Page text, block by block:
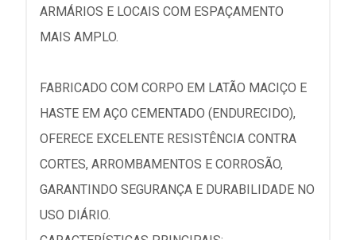
ARMÁRIOS E LOCAIS COM ESPAÇAMENTO
MAIS AMPLO.
FABRICADO COM CORPO EM LATÃO MACIÇO E
HASTE EM AÇO CEMENTADO (ENDURECIDO),
OFERECE EXCELENTE RESISTÊNCIA CONTRA
CORTES, ARROMBAMENTOS E CORROSÃO,
GARANTINDO SEGURANÇA E DURABILIDADE NO
USO DIÁRIO.